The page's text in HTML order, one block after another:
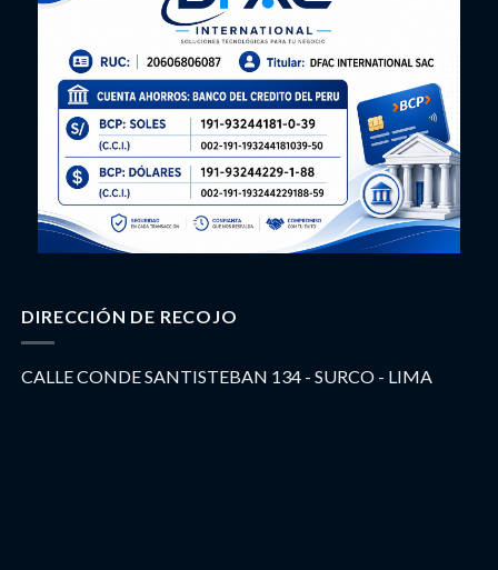
DIRECCIÓN DE RECOJO
CALLE CONDE SANTISTEBAN 134 - SURCO - LIMA